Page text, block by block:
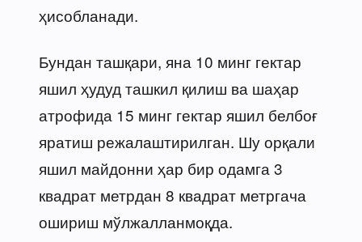
ҳисобланади.
Бундан ташқари, яна 10 минг гектар
яшил ҳудуд ташкил қилиш ва шаҳар
атрофида 15 минг гектар яшил белбоғ
яратиш режалаштирилган. Шу орқали
яшил майдонни ҳар бир одамга 3
квадрат метрдан 8 квадрат метргача
ошириш мўлжалланмоқда.